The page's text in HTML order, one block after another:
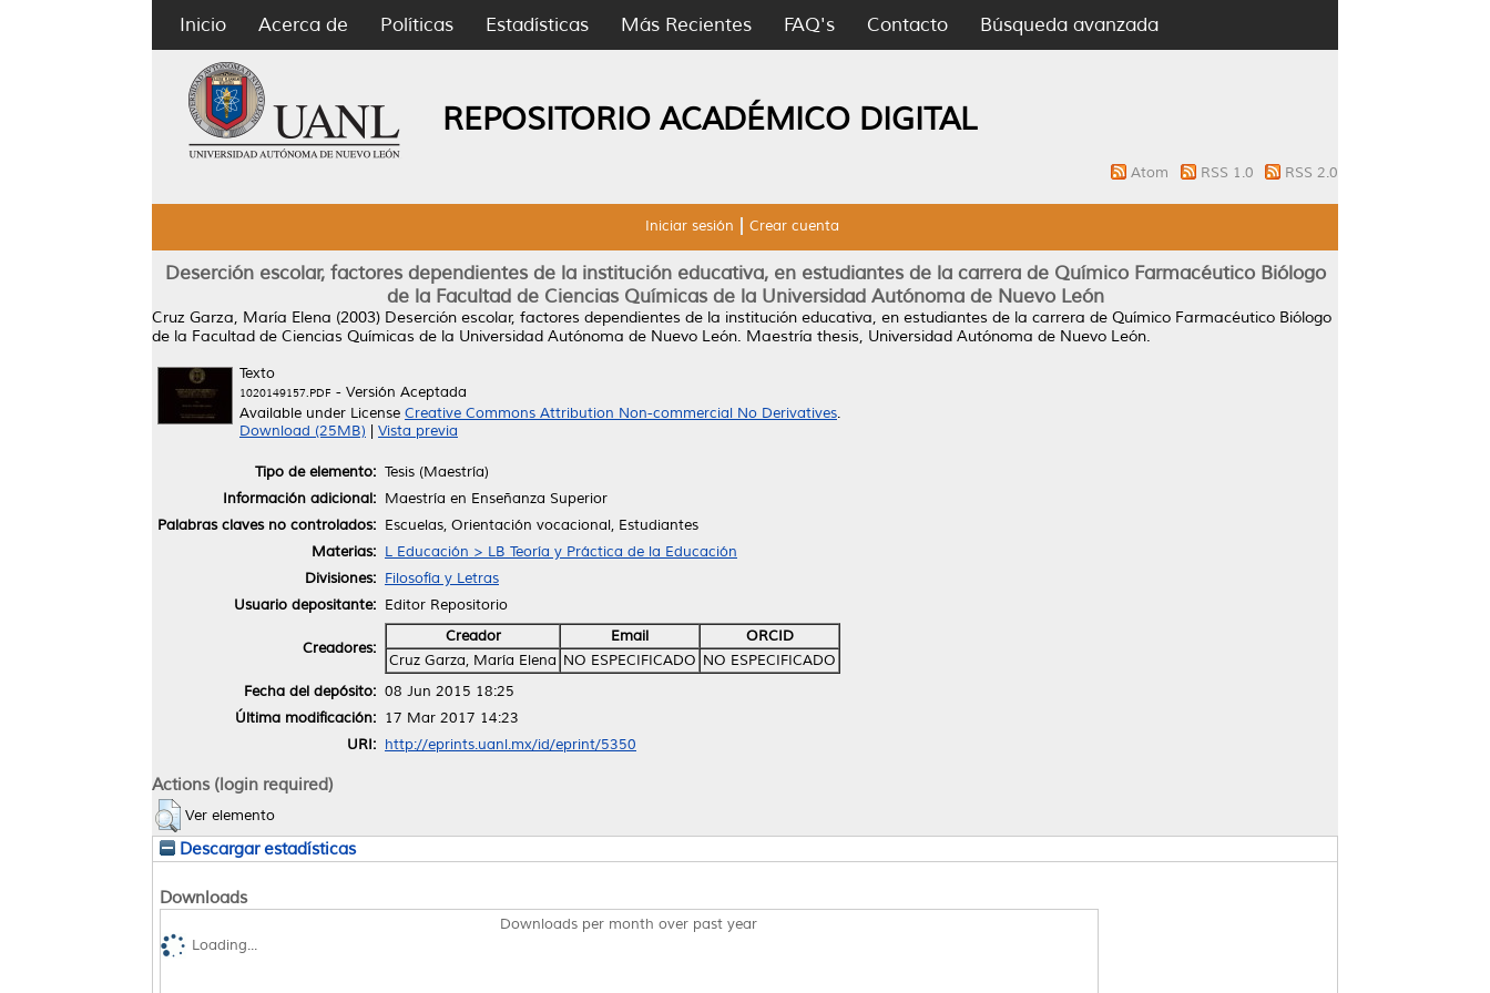
Inicio Acerca de Políticas Estadísticas Más Recientes FAQ's Contacto Búsqueda avanzada
REPOSITORIO ACADÉMICO DIGITAL
Atom RSS 1.0 RSS 2.0
Iniciar sesión Crear cuenta
Deserción escolar, factores dependientes de la institución educativa, en estudiantes de la carrera de Químico Farmacéutico Biólogo
de la Facultad de Ciencias Químicas de la Universidad Autónoma de Nuevo León
Cruz Garza, María Elena (2003) Deserción escolar, factores dependientes de la institución educativa, en estudiantes de la carrera de Químico Farmacéutico Biólogo
de la Facultad de Ciencias Químicas de la Universidad Autónoma de Nuevo León. Maestría thesis, Universidad Autónoma de Nuevo León.
Texto
1020149157.PDF - Versión Aceptada
Available under License Creative Commons Attribution Non-commercial No Derivatives.
Download (25MB)
Vista previa
Tipo de elemento: Tesis (Maestría)
Información adicional: Maestría en Enseñanza Superior
Palabras claves no controlados: Escuelas, Orientación vocacional, Estudiantes
Materias: L Educación > LB Teoría y Práctica de la Educación
Divisiones: Filosofía y Letras
Usuario depositante: Editor Repositorio
Creadores:
Creador Email
ORCID
Cruz Garza, María Elena NO ESPECIFICADO NO ESPECIFICADO
Fecha del depósito: 08 Jun 2015 18:25
Última modificación: 17 Mar 2017 14:23
URI: http://eprints.uanl.mx/id/eprint/5350
Actions (login required)
Ver elemento
Descargar estadísticas
Downloads
Downloads per month over past year
Loading...